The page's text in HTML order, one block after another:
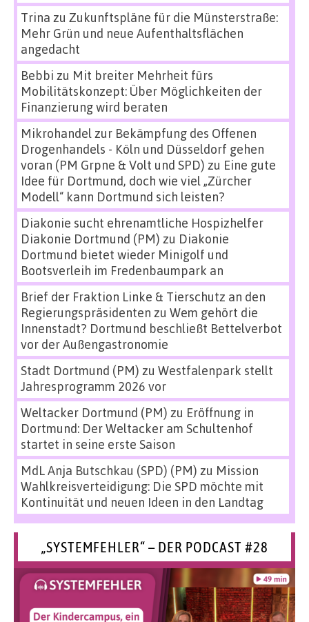
Trina zu Zukunftspläne für die Münsterstraße:
Mehr Grün und neue Aufenthaltsflächen
angedacht
Bebbi zu Mit breiter Mehrheit fürs
Mobilitätskonzept: Über Möglichkeiten der
Finanzierung wird beraten
Mikrohandel zur Bekämpfung des Offenen
Drogenhandels - Köln und Düsseldorf gehen
voran (PM Grpne & Volt und SPD) zu Eine gute
Idee für Dortmund, doch wie viel „Zürcher
Modell“ kann Dortmund sich leisten?
Diakonie sucht ehrenamtliche Hospizhelfer
Diakonie Dortmund (PM) zu Diakonie
Dortmund bietet wieder Minigolf und
Bootsverleih im Fredenbaumpark an
Brief der Fraktion Linke & Tierschutz an den
Regierungspräsidenten zu Wem gehört die
Innenstadt? Dortmund beschließt Bettelverbot
vor der Außengastronomie
Stadt Dortmund (PM) zu Westfalenpark stellt
Jahresprogramm 2026 vor
Weltacker Dortmund (PM) zu Eröffnung in
Dortmund: Der Weltacker am Schultenhof
startet in seine erste Saison
MdL Anja Butschkau (SPD) (PM) zu Mission
Wahlkreisverteidigung: Die SPD möchte mit
Kontinuität und neuen Ideen in den Landtag
„SYSTEMFEHLER“ – DER PODCAST #28